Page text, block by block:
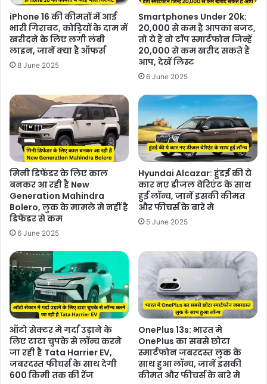
iPhone 16 की कीमतों में आई
भारी गिरावट, कोड़ियों के दाम में
खरीदने के लिए लगी लंबी
लाइन, जानें क्या है ऑफर्स
8 June 2025
Smartphones Under 20k:
20,000 से कम है आपका बजट,
तो ये हैं वो टॉप स्मार्टफोन जिन्हें
20,000 से कम खरीद सकते हैं
आप, देखें लिस्ट
6 June 2025
मिनी डिफेंडर के लिए काल
बनकर आ रही है New
Generation Mahindra
Bolero, लुक के मामले मे नहीं है
डिफेंडर से कम
6 June 2025
Hyundai Alcazar: हुंडई की ये
कार नए डीजल वेरिएंट के साथ
हुई लॉन्च, जानें इसकी कीमत
और फीचर्स के बारे मे
5 June 2025
ऑटो सेक्टर मे गर्दा उड़ाने के
लिए टाटा चुपके से लॉन्च करने
जा रही है Tata Harrier EV,
जबरदस्त फीचर्स के साथ देगी
600 किमी तक की रेंज
OnePlus 13s: भारत मे
OnePlus का सबसे छोटा
स्मार्टफोन जबरदस्त लुक के
साथ हुआ लॉन्च, जानें इसकी
कीमत और फीचर्स के बारे मे